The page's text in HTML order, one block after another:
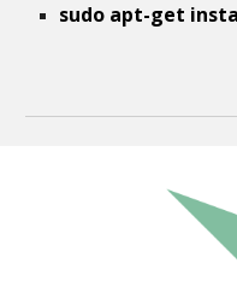
sudo apt-get